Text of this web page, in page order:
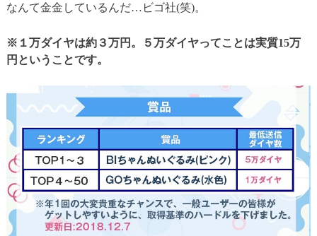
なんて金金しているんだ…ビゴ社(笑)。
※１万ダイヤは約３万円。５万ダイヤってことは実質15万
円ということです。